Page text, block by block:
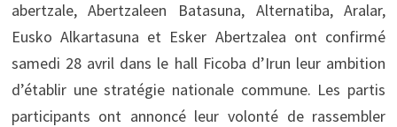
abertzale, Abertzaleen Batasuna, Alternatiba, Aralar,
Eusko Alkartasuna et Esker Abertzalea ont confirmé
samedi 28 avril dans le hall Ficoba d’Irun leur ambition
d’établir une stratégie nationale commune. Les partis
participants ont annoncé leur volonté de rassembler